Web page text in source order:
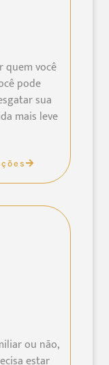
quem você
pode
sua
mais leve
ou não,